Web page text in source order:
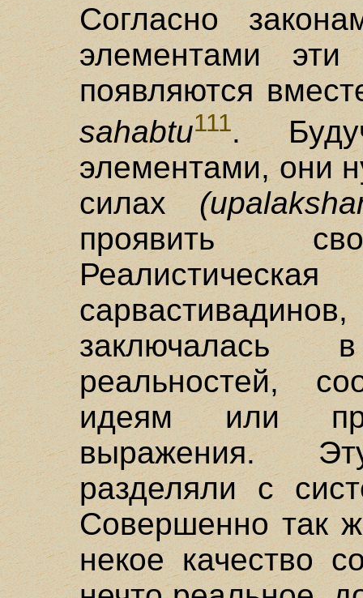
Согласно
элементами
появляются
sahabtu111.
элементами, они
силах
проявить
заключалась
реальностей,
идеям или
выражения.
разделяли с
Совершенно так
некое качество